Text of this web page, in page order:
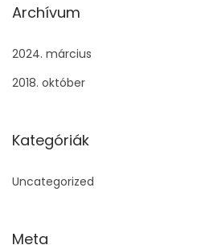
Archívum
2024. március
2018. október
Kategóriák
Uncategorized
Meta